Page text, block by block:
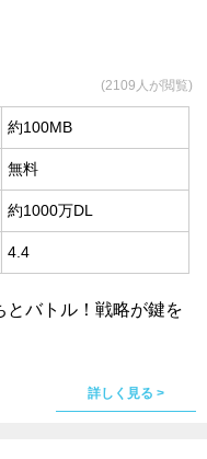
(2109人が閲覧)
約100MB
無料
約1000万DL
4.4
バトル！戦略が鍵を
詳しく見る >